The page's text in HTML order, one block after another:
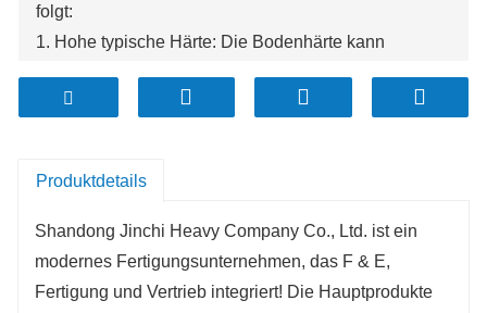
folgt:
1. Hohe typische Härte: Die Bodenhärte kann
Ausdehnungshärte kann 55-62HRC erreichen und
3. Niedrige Brechladung: Die Anti-Stripping- und Anti-
Brechleistung beträgt mehr als 10 Fälle von
alltäglichen festen und geschmiedeten Metallkugeln,
Produktdetails
Shandong Jinchi Heavy Company Co., Ltd. ist ein
modernes Fertigungsunternehmen, das F & E,
Fertigung und Vertrieb integriert! Die Hauptprodukte